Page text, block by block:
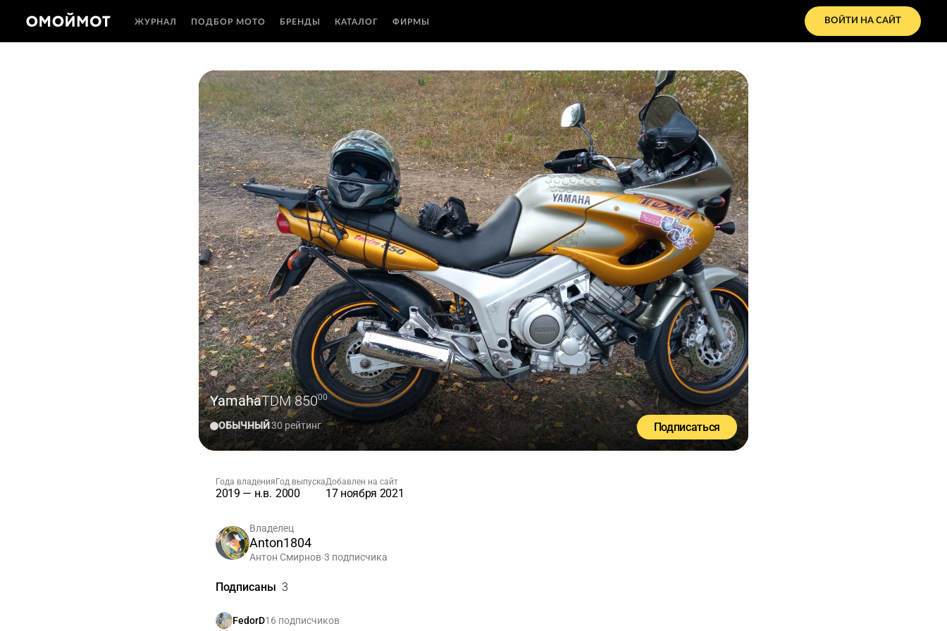
ЖУРНАЛ ПОДБОР МОТО БРЕНДЫ КАТАЛОГ ФИРМЫ ВОЙТИ НА САЙТ
YamahaTDM 850'00
ОБЫЧНЫЙ30 рейтинг Подписаться
Года владения
2019 — н.в.
Год выпуска
2000
Добавлен на сайт
17 ноября 2021
Владелец
Anton1804
Антон Смирнов•3 подписчика
Подписаны 3
FedorD16 подписчиков